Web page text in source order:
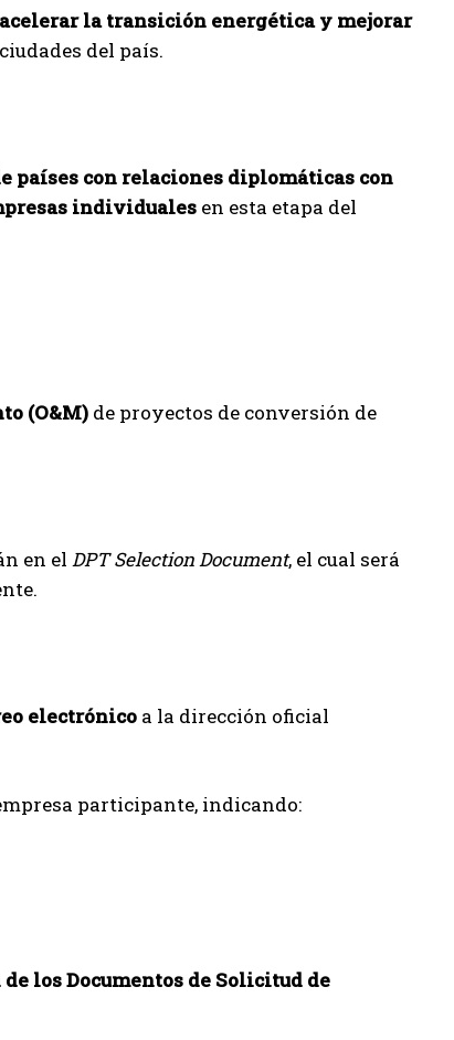
acelerar la transición energética y mejorar
del país.
países con relaciones diplomáticas con
individuales en esta etapa del
(O&M) de proyectos de conversión de
en el DPT Selection Document, el cual será
electrónico a la dirección oficial
participante, indicando:
los Documentos de Solicitud de